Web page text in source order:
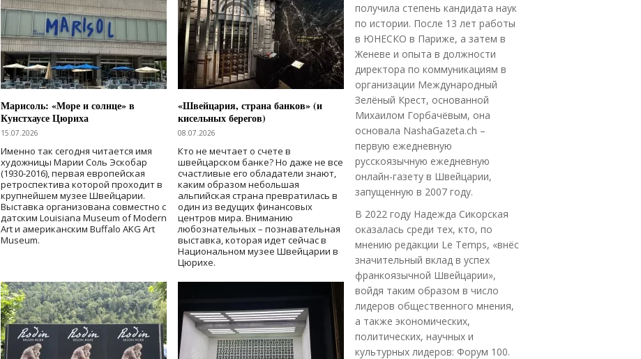
Марисоль: «Море и солнце» в
Кунстхаусе Цюриха
15.07.2026
Именно так сегодня читается имя
художницы Марии Соль Эскобар
(1930-2016), первая европейская
ретроспектива которой проходит в
крупнейшем музее Швейцарии.
Выставка организована совместно с
датским Louisiana Museum of Modern
Art и американским Buffalo AKG Art
Museum.
«Швейцария, страна банков» (и
кисельных берегов)
08.07.2026
Кто не мечтает о счете в
швейцарском банке? Но даже не все
счастливые его обладатели знают,
каким образом небольшая
альпийская страна превратилась в
один из ведущих финансовых
центров мира. Вниманию
любознательных – познавательная
выставка, которая идет сейчас в
Национальном музее Швейцарии в
Цюрихе.
получила степень кандидата наук
по истории. После 13 лет работы
в ЮНЕСКО в Париже, а затем в
Женеве и опыта в должности
директора по коммуникациям в
организации Международный
Зелёный Крест, основанной
Михаилом Горбачёвым, она
основала NashaGazeta.ch –
первую ежедневную
русскоязычную ежедневную
онлайн-газету в Швейцарии,
запущенную в 2007 году.
В 2022 году Надежда Сикорская
оказалась среди тех, кто, по
мнению редакции Le Temps, «внёс
значительный вклад в успех
франкоязычной Швейцарии»,
войдя таким образом в число
лидеров общественного мнения,
а также экономических,
политических, научных и
культурных лидеров: Форум 100.